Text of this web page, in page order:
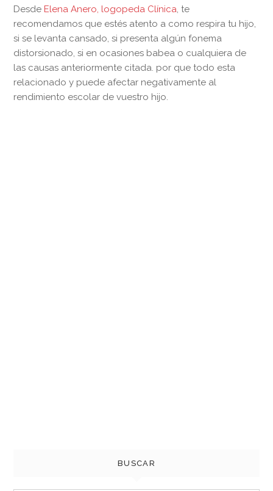
Desde Elena Anero, logopeda Clínica, te
recomendamos que estés atento a como respira tu hijo,
si se levanta cansado, si presenta algún fonema
distorsionado, si en ocasiones babea o cualquiera de
las causas anteriormente citada. por que todo esta
relacionado y puede afectar negativamente al
rendimiento escolar de vuestro hijo.
BUSCAR